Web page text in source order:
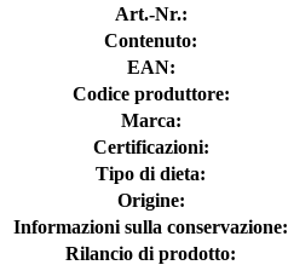
Art.-Nr.:
Contenuto:
EAN:
Codice produttore:
Marca:
Certificazioni:
Tipo di dieta:
Origine:
Informazioni sulla conservazione:
Rilancio di prodotto: